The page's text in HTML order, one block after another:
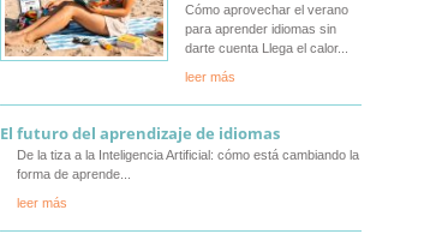
Cómo aprovechar el verano
para aprender idiomas sin
darte cuenta Llega el calor
leer más
El futuro del aprendizaje de idiomas
De la tiza a la Inteligencia Artificial: cómo está cambiando la
forma de aprende
leer más